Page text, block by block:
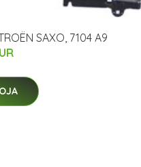
SAXO, 7104 A9